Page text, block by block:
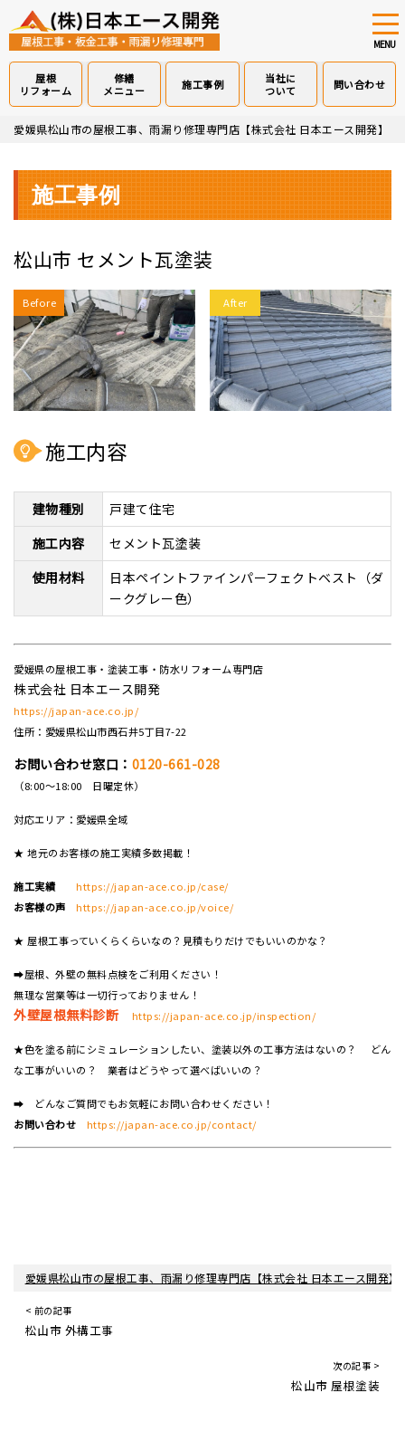
Skip
content
MENU
屋根
リフォーム
修繕
メニュー
施工事例
当社に
ついて
問い合わせ
愛媛県松山市の屋根工事、雨漏り修理専門店【株式会社 日本エース開発】
施工事例
松山市 セメント瓦塗装
Before After
施工内容
建物種別
戸建て住宅
施工内容
セメント瓦塗装
使用材料
日本ペイントファインパーフェクトベスト（ダ
ークグレー色）
愛媛県の屋根工事・塗装工事・防水リフォーム専門店
株式会社 日本エース開発
https://japan-ace.co.jp/
住所：愛媛県松山市西石井5丁目7-22
お問い合わせ窓口： 0120-661-028
（8:00～18:00 日曜定休）
対応エリア：愛媛県全域
★ 地元のお客様の施工実績多数掲載！
施工実績
https://japan-ace.co.jp/case/
お客様の声
https://japan-ace.co.jp/voice/
★ 屋根工事っていくらくらいなの？見積もりだけでもいいのかな？
➡屋根、外壁の無料点検をご利用ください！
無理な営業等は一切行っておりません！
外壁屋根無料診断 https://japan-ace.co.jp/inspection/
★色を塗る前にシミュレーションしたい、塗装以外の工事方法はないの？ どん
な工事がいいの？ 業者はどうやって選べばいいの？
➡ どんなご質問でもお気軽にお問い合わせください！
お問い合わせ
https://japan-ace.co.jp/contact/
愛媛県松山市の屋根工事、雨漏り修理専門店【株式会社 日本エース開発】
< 前の記事
松山市 外構工事
次の記事 >
松山市 屋根塗装